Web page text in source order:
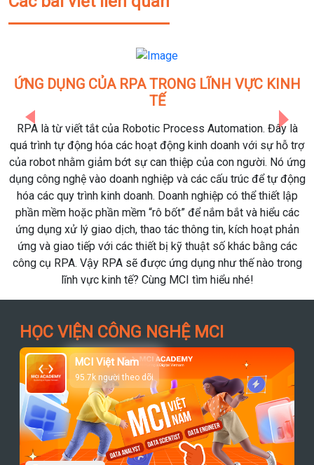
CỦA RPA TRONG LĨNH VỰC KINH
tắt của Robotic Process Automation. Đây là
hóa các hoạt động kinh doanh với sự hỗ trợ
giảm bớt sự can thiệp của con người. Nó ứng
vào doanh nghiệp và các cấu trúc để tự động
trình kinh doanh. Doanh nghiệp có thể thiết lập
phần mềm “rô bốt” để nắm bắt và hiểu các
lý giao dịch, thao tác thông tin, kích hoạt phản
tiếp với các thiết bị kỹ thuật số khác bằng các
Vậy RPA sẽ được ứng dụng như thế nào trong
vực kinh tế? Cùng MCI tìm hiểu nhé!
LỊCH
Mời bạn tham
Previous
Next
HỌC VIỆN CÔNG NGHỆ MCI
MCI Việt Nam
95.7k người theo dõi